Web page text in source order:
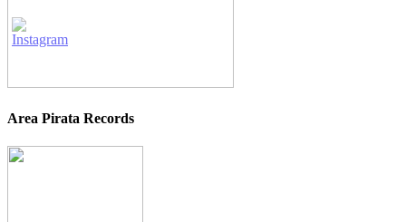
Area Pirata Records